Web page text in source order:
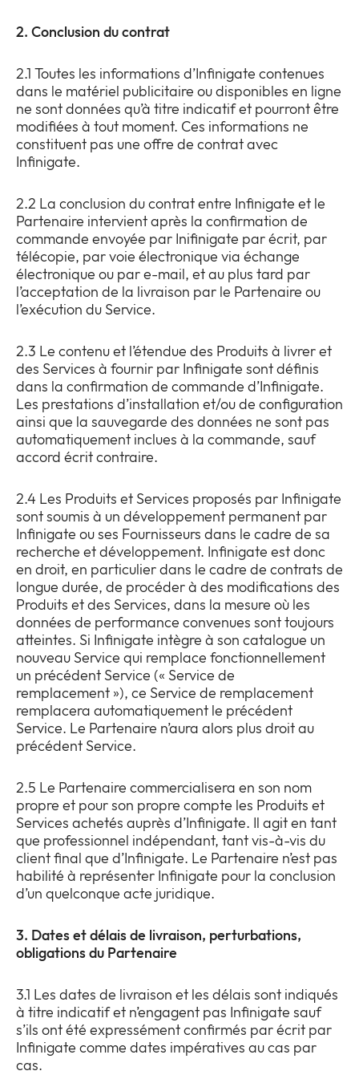
2. Conclusion du contrat
2.1 Toutes les informations d’Infinigate contenues
dans le matériel publicitaire ou disponibles en ligne
ne sont données qu’à titre indicatif et pourront être
modifiées à tout moment. Ces informations ne
constituent pas une offre de contrat avec
Infinigate.
2.2 La conclusion du contrat entre Infinigate et le
Partenaire intervient après la confirmation de
commande envoyée par Inifinigate par écrit, par
télécopie, par voie électronique via échange
électronique ou par e-mail, et au plus tard par
l’acceptation de la livraison par le Partenaire ou
l’exécution du Service.
2.3 Le contenu et l’étendue des Produits à livrer et
des Services à fournir par Infinigate sont définis
dans la confirmation de commande d’Infinigate.
Les prestations d’installation et/ou de configuration
ainsi que la sauvegarde des données ne sont pas
automatiquement inclues à la commande, sauf
accord écrit contraire.
2.4 Les Produits et Services proposés par Infinigate
sont soumis à un développement permanent par
Infinigate ou ses Fournisseurs dans le cadre de sa
recherche et développement. Infinigate est donc
en droit, en particulier dans le cadre de contrats de
longue durée, de procéder à des modifications des
Produits et des Services, dans la mesure où les
données de performance convenues sont toujours
atteintes. Si Infinigate intègre à son catalogue un
nouveau Service qui remplace fonctionnellement
un précédent Service (« Service de
remplacement »), ce Service de remplacement
remplacera automatiquement le précédent
Service. Le Partenaire n’aura alors plus droit au
précédent Service.
2.5 Le Partenaire commercialisera en son nom
propre et pour son propre compte les Produits et
Services achetés auprès d’Infinigate. Il agit en tant
que professionnel indépendant, tant vis-à-vis du
client final que d’Infinigate. Le Partenaire n’est pas
habilité à représenter Infinigate pour la conclusion
d’un quelconque acte juridique.
3. Dates et délais de livraison, perturbations,
obligations du Partenaire
3.1 Les dates de livraison et les délais sont indiqués
à titre indicatif et n’engagent pas Infinigate sauf
s’ils ont été expressément confirmés par écrit par
Infinigate comme dates impératives au cas par
cas.